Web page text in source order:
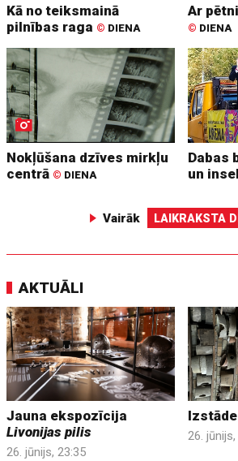
Kā no teiksmainā
pilnības raga © DIENA
Ar
© DIENA
Nokļūšana dzīves mirkļu
centrā © DIENA
Dabas
un
Vairāk LAIKRAKSTA
AKTUĀLI
Jauna ekspozīcija
Livonijas pilis
26. jūnijs, 23:35
26.